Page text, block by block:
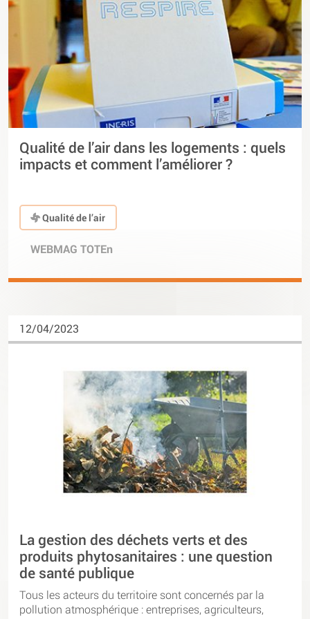
Qualité de l’air dans les logements : quels
impacts et comment l’améliorer ?
Qualité de l’air
WEBMAG TOTEn
12/04/2023
La gestion des déchets verts et des
produits phytosanitaires : une question
de santé publique
Tous les acteurs du territoire sont concernés par la
pollution atmosphérique : entreprises, agriculteurs,